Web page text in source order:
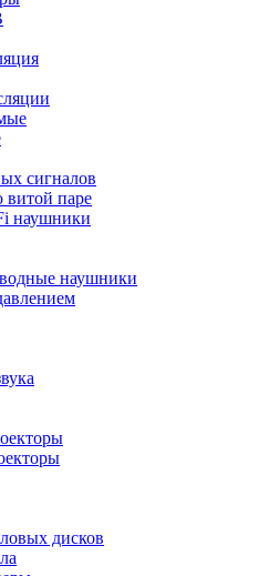
сигналов
витой паре
наушники
наушники
дисков